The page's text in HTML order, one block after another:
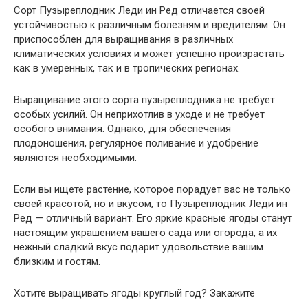
Сорт Пузыреплодник Леди ин Ред отличается своей
устойчивостью к различным болезням и вредителям. Он
приспособлен для выращивания в различных
климатических условиях и может успешно произрастать
как в умеренных, так и в тропических регионах.
Выращивание этого сорта пузыреплодника не требует
особых усилий. Он неприхотлив в уходе и не требует
особого внимания. Однако, для обеспечения
плодоношения, регулярное поливание и удобрение
являются необходимыми.
Если вы ищете растение, которое порадует вас не только
своей красотой, но и вкусом, то Пузыреплодник Леди ин
Ред — отличный вариант. Его яркие красные ягоды станут
настоящим украшением вашего сада или огорода, а их
нежный сладкий вкус подарит удовольствие вашим
близким и гостям.
Хотите выращивать ягоды круглый год? Закажите